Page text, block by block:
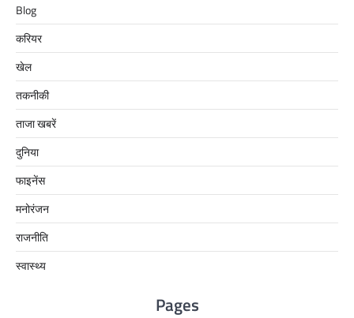
Blog
करियर
खेल
तकनीकी
ताजा खबरें
दुनिया
फाइनेंस
मनोरंजन
राजनीति
स्वास्थ्य
Pages